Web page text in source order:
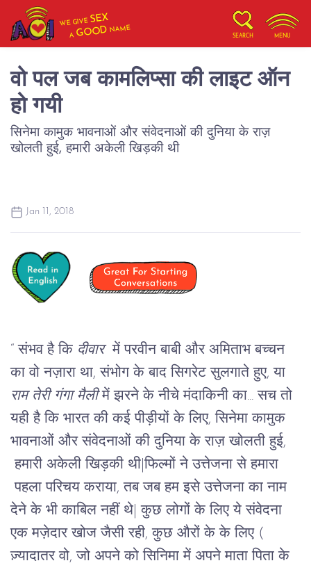
WE GIVESEX
AGOOD NAME
SEARCH MENU
वो पल जब कामलिप्सा की लाइट ऑन
हो गयी
सिनेमा कामुक भावनाओं और संवेदनाओं की दुनिया के राज़
खोलती हुई, हमारी अकेली खिड़की थी
Jan 11, 2018
“ संभव है कि दीवार में परवीन बाबी और अमिताभ बच्चन
का वो नज़ारा था, संभोग के बाद सिगरेट सुलगाते हुए, या
राम तेरी गंगा मैली में झरने के नीचे मंदाकिनी का... सच तो
यही है कि भारत की कई पीड़ीयों के लिए, सिनेमा कामुक
भावनाओं और संवेदनाओं की दुनिया के राज़ खोलती हुई,
हमारी अकेली खिड़की थी|फिल्मों ने उत्तेजना से हमारा
पहला परिचय कराया, तब जब हम इसे उत्तेजना का नाम
देने के भी काबिल नहीं थे कुछ लोगों के लिए ये संवेदना
एक मज़ेदार खोज जैसी रही, कुछ औरों के के लिए (
ज़्यादातर वो, जो अपने को सिनिमा में अपने माता पिता के